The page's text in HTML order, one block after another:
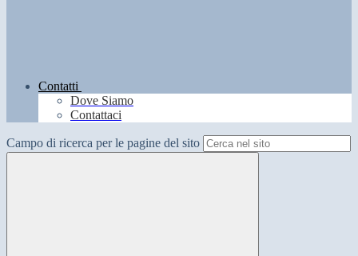
Contatti
Dove Siamo
Contattaci
Campo di ricerca per le pagine del sito